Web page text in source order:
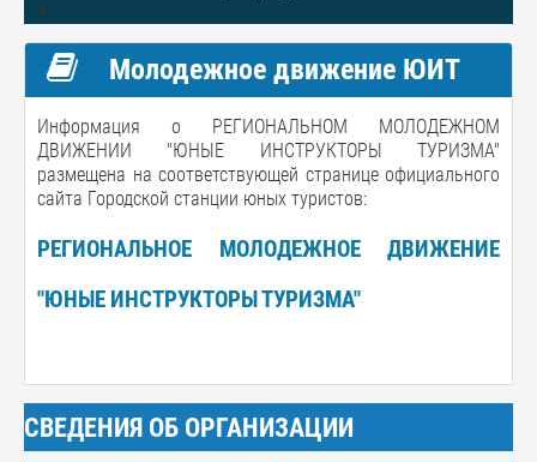
Молодежное движение ЮИТ
Информация о РЕГИОНАЛЬНОМ МОЛОДЕЖНОМ
ДВИЖЕНИИ "ЮНЫЕ ИНСТРУКТОРЫ ТУРИЗМА"
размещена на соответствующей странице официального
сайта Городской станции юных туристов:
РЕГИОНАЛЬНОЕ МОЛОДЕЖНОЕ ДВИЖЕНИЕ
"ЮНЫЕ ИНСТРУКТОРЫ ТУРИЗМА"
СВЕДЕНИЯ ОБ ОРГАНИЗАЦИИ